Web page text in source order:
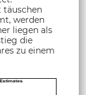
täuschen
werden
liegen als
die
zu einem